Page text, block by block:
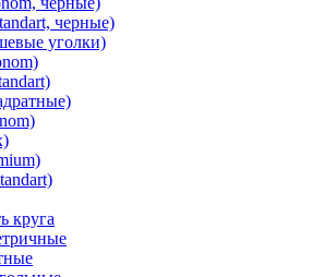
черные)
уголки)
круга